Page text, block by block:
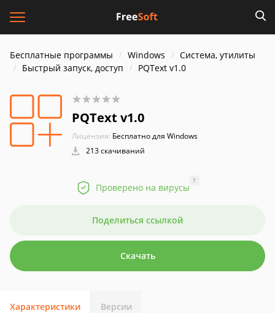
Бесплатные программы Windows
Система, утилиты
Быстрый запуск, доступ
PQText v1.0
PQText v1.0
Лицензия: Бесплатно для Windows
213 скачиваний
Проверено на вирусы
?
Поделиться ссылкой
Скачать
Характеристики Версии